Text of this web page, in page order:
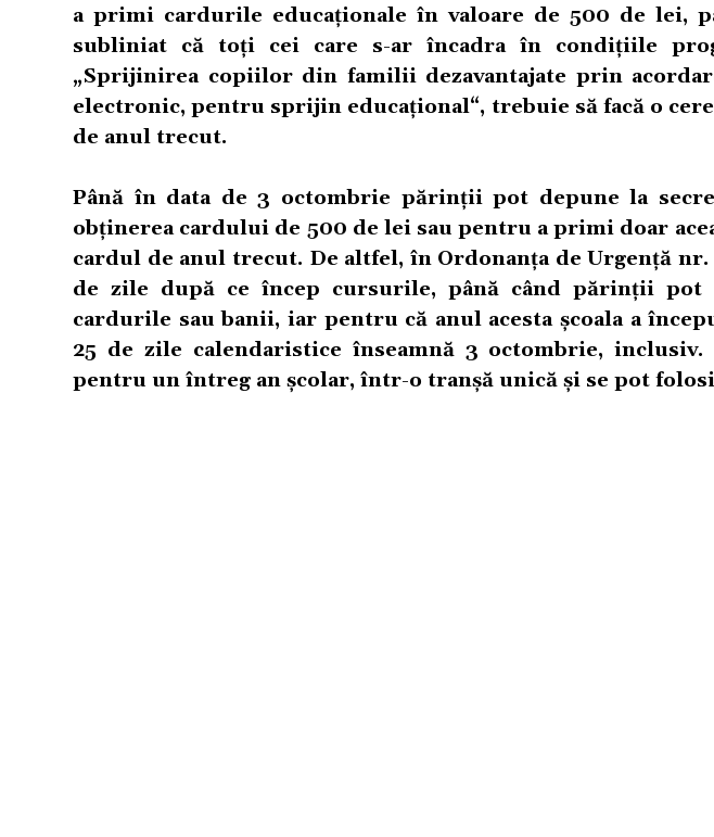
a primi cardurile educaționale în valoare de 500 de lei,
subliniat că toți cei care s-ar încadra în condițiile
„Sprijinirea copiilor din familii dezavantajate prin
electronic, pentru sprijin educațional“, trebuie să facă o
de anul trecut.
Până în data de 3 octombrie părinții pot depune la
obținerea cardului de 500 de lei sau pentru a primi doar
cardul de anul trecut. De altfel, în Ordonanța de Urgență
de zile după ce încep cursurile, până când părinții pot
cardurile sau banii, iar pentru că anul acesta școala a
25 de zile calendaristice înseamnă 3 octombrie,
pentru un întreg an școlar, într-o tranșă unică și se pot